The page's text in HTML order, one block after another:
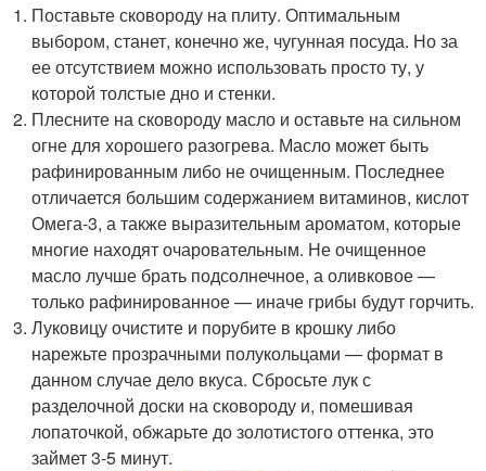
Поставьте сковороду на плиту. Оптимальным
выбором, станет, конечно же, чугунная посуда. Но за
ее отсутствием можно использовать просто ту, у
которой толстые дно и стенки.
Плесните на сковороду масло и оставьте на сильном
огне для хорошего разогрева. Масло может быть
рафинированным либо не очищенным. Последнее
отличается большим содержанием витаминов, кислот
Омега-3, а также выразительным ароматом, которые
многие находят очаровательным. Не очищенное
масло лучше брать подсолнечное, а оливковое —
только рафинированное — иначе грибы будут горчить.
Луковицу очистите и порубите в крошку либо
нарежьте прозрачными полукольцами — формат в
данном случае дело вкуса. Сбросьте лук с
разделочной доски на сковороду и, помешивая
лопаточкой, обжарьте до золотистого оттенка, это
займет 3-5 минут.